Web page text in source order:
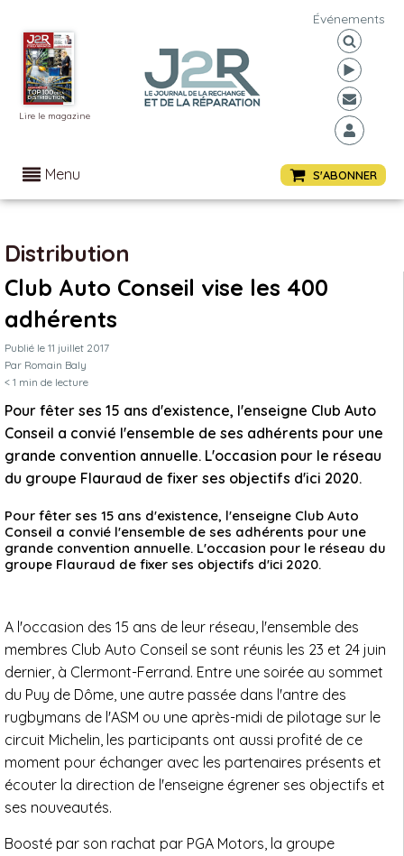
Lire le magazine
Événements
Menu S'ABONNER
Distribution
Club Auto Conseil vise les 400
adhérents
Publié le 11 juillet 2017
Par Romain Baly
< 1 min de lecture
Pour fêter ses 15 ans d'existence, l'enseigne Club Auto
Conseil a convié l'ensemble de ses adhérents pour une
grande convention annuelle. L'occasion pour le réseau
du groupe Flauraud de fixer ses objectifs d'ici 2020.
Pour fêter ses 15 ans d'existence, l'enseigne Club Auto
Conseil a convié l'ensemble de ses adhérents pour une
grande convention annuelle. L'occasion pour le réseau du
groupe Flauraud de fixer ses objectifs d'ici 2020.
A l'occasion des 15 ans de leur réseau, l'ensemble des
membres Club Auto Conseil se sont réunis les 23 et 24 juin
dernier, à Clermont-Ferrand. Entre une soirée au sommet
du Puy de Dôme, une autre passée dans l'antre des
rugbymans de l'ASM ou une après-midi de pilotage sur le
circuit Michelin, les participants ont aussi profité de ce
moment pour échanger avec les partenaires présents et
écouter la direction de l'enseigne égrener ses objectifs et
ses nouveautés.
Boosté par son rachat par PGA Motors, la groupe